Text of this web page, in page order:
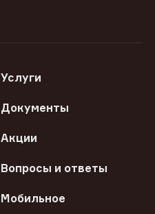
Услуги
Документы
Акции
Вопросы и ответы
Мобильное